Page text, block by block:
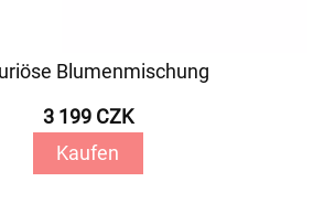
Blumenmischung
3 199 CZK
Kaufen